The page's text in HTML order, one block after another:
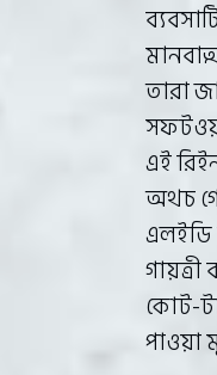
তারা
এই
অথচ
এলইডি
কোট-
পাওয়া